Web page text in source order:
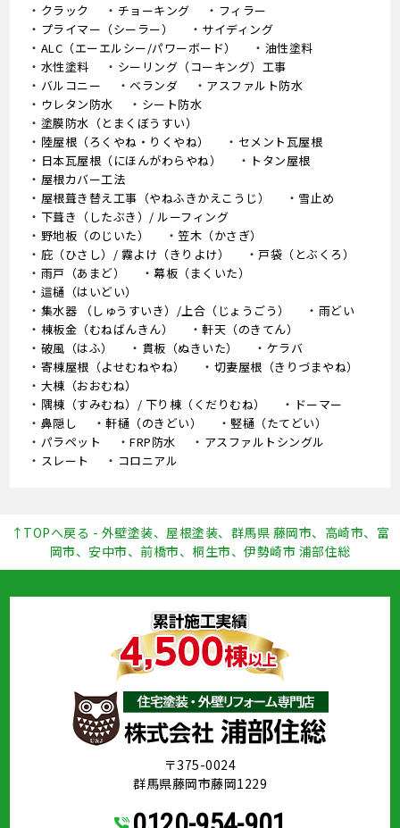
クラック チョーキング
フィラー
プライマー（シーラー）
サイディング
ALC（エーエルシー/パワーボード）
油性塗料
水性塗料
シーリング（コーキング）工事
バルコニー
ベランダ
アスファルト防水
ウレタン防水
シート防水
塗膜防水（とまくぼうすい）
陸屋根（ろくやね・りくやね）
セメント瓦屋根
日本瓦屋根（にほんがわらやね）
トタン屋根
屋根カバー工法
屋根葺き替え工事（やねふきかえこうじ）
雪止め
下葺き（したぶき）/ ルーフィング
野地板（のじいた）
笠木（かさぎ）
庇（ひさし）/ 霧よけ（きりよけ）
戸袋（とぶくろ）
雨戸（あまど）
幕板（まくいた）
這樋（はいどい）
集水器 （しゅうすいき）/上合（じょうごう）
雨どい
棟板金（むねばんきん）
軒天（のきてん）
破風（はふ）
貫板（ぬきいた）
ケラバ
寄棟屋根（よせむねやね）
切妻屋根（きりづまやね）
大棟（おおむね）
隅棟（すみむね）/ 下り棟（くだりむね）
ドーマー
鼻隠し
軒樋（のきどい）
竪樋（たてどい）
パラペット
FRP防水
アスファルトシングル
スレート
コロニアル
↑TOPへ戻る - 外壁塗装、屋根塗装、群馬県 藤岡市、高崎市、富
岡市、安中市、前橋市、桐生市、伊勢崎市 浦部住総
〒375-0024
群馬県藤岡市藤岡1229